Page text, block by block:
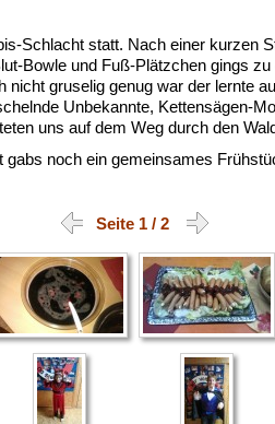
Schlacht statt. Nach einer kurzen
Bowle und Fuß-Plätzchen gings zu
nicht gruselig genug war der lernte
Unbekannte, Kettensägen-
uns auf dem Weg durch den
gabs noch ein gemeinsames
Seite 1 / 2